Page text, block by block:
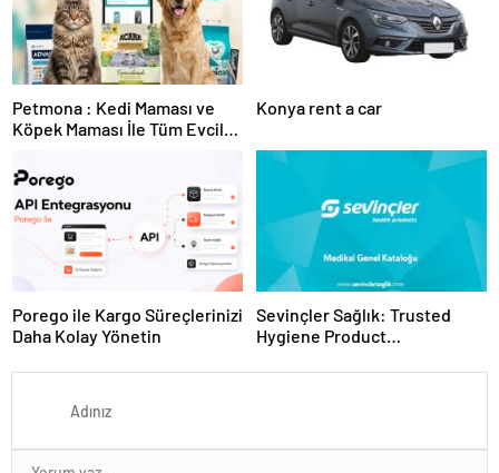
Petmona : Kedi Maması ve
Köpek Maması İle Tüm Evcil
Konya rent a car
Porego ile Kargo Süreçlerinizi
Daha Kolay Yönetin
Sevinçler Sağlık: Trusted
Hygiene Product